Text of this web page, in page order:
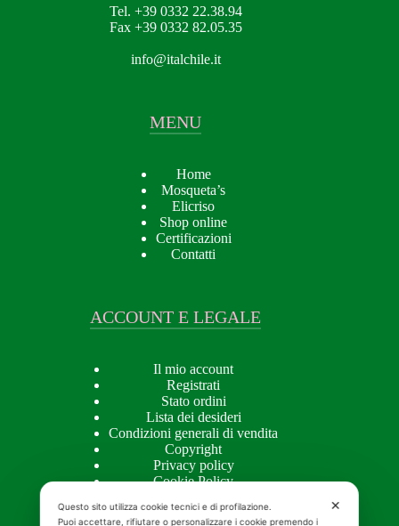
Tel. +39 0332 22.38.94
Fax +39 0332 82.05.35
info@italchile.it
MENU
Home
Mosqueta’s
Elicriso
Shop online
Certificazioni
Contatti
ACCOUNT E LEGALE
Il mio account
Registrati
Stato ordini
Lista dei desideri
Condizioni generali di vendita
Copyright
Privacy policy
Cookie Policy
✕
Questo sito utilizza cookie tecnici e di profilazione.
Puoi accettare, rifiutare o personalizzare i cookie premendo i